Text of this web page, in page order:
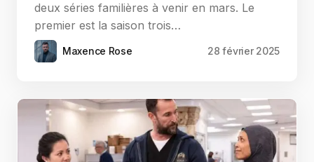
deux séries familières à venir en mars. Le
premier est la saison trois…
Maxence Rose 28 février 2025